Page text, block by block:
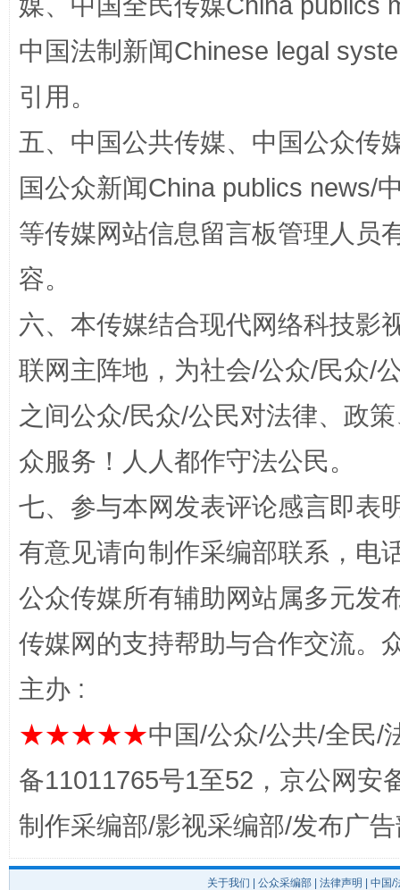
“蜀中异人”王建安的艺术幻境
完善运行机制助力责任有效落实 一纸欠
中国法制新闻Chinese legal
引用。
五、中国公共传媒、中国公众传
国公众新闻China publics news/
等传媒网站信息留言板管理人员
容。
六、本传媒结合现代网络科技影
联网主阵地，为社会/公众/民众/
之间公众/民众/公民对法律、政
众服务！人人都作守法公民。
七、参与本网发表评论感言即表
有意见请向制作采编部联系，电
公众传媒所有辅助网站属多元发
传媒网的支持帮助与合作交流。
主办 :
★★★★★中国/公众/公共/全民/
备11011765号1至52，京公网安
制作采编部/影视采编部/发布广
关于我们 公众采编部 法律声明 | 中国